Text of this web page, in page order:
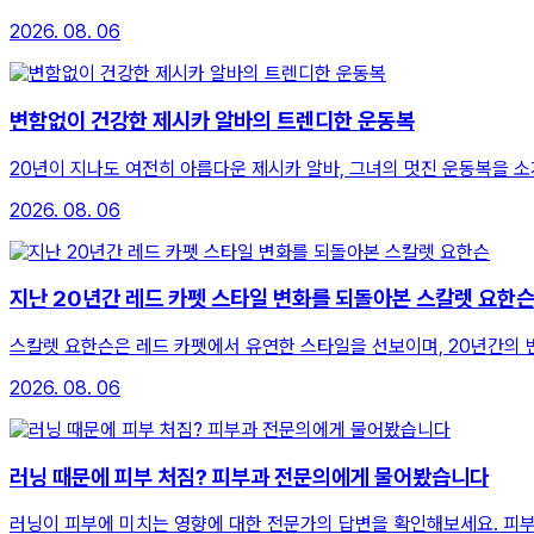
2026. 08. 06
변함없이 건강한 제시카 알바의 트렌디한 운동복
20년이 지나도 여전히 아름다운 제시카 알바, 그녀의 멋진 운동복을
2026. 08. 06
지난 20년간 레드 카펫 스타일 변화를 되돌아본 스칼렛 요한슨
스칼렛 요한슨은 레드 카펫에서 유연한 스타일을 선보이며, 20년간의
2026. 08. 06
러닝 때문에 피부 처짐? 피부과 전문의에게 물어봤습니다
러닝이 피부에 미치는 영향에 대한 전문가의 답변을 확인해보세요. 피